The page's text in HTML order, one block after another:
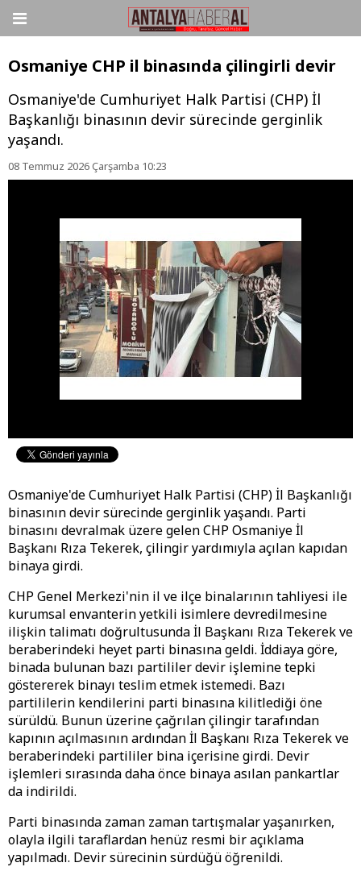
Osmaniye CHP il binasında çilingirli devir
Osmaniye'de Cumhuriyet Halk Partisi (CHP) İl
Başkanlığı binasının devir sürecinde gerginlik
yaşandı.
08 Temmuz 2026 Çarşamba 10:23
Osmaniye'de Cumhuriyet Halk Partisi (CHP) İl Başkanlığı
binasının devir sürecinde gerginlik yaşandı. Parti
binasını devralmak üzere gelen CHP Osmaniye İl
Başkanı Rıza Tekerek, çilingir yardımıyla açılan kapıdan
binaya girdi.
CHP Genel Merkezi'nin il ve ilçe binalarının tahliyesi ile
kurumsal envanterin yetkili isimlere devredilmesine
ilişkin talimatı doğrultusunda İl Başkanı Rıza Tekerek ve
beraberindeki heyet parti binasına geldi. İddiaya göre,
binada bulunan bazı partililer devir işlemine tepki
göstererek binayı teslim etmek istemedi. Bazı
partililerin kendilerini parti binasına kilitlediği öne
sürüldü. Bunun üzerine çağrılan çilingir tarafından
kapının açılmasının ardından İl Başkanı Rıza Tekerek ve
beraberindeki partililer bina içerisine girdi. Devir
işlemleri sırasında daha önce binaya asılan pankartlar
da indirildi.
Parti binasında zaman zaman tartışmalar yaşanırken,
olayla ilgili taraflardan henüz resmi bir açıklama
yapılmadı. Devir sürecinin sürdüğü öğrenildi.